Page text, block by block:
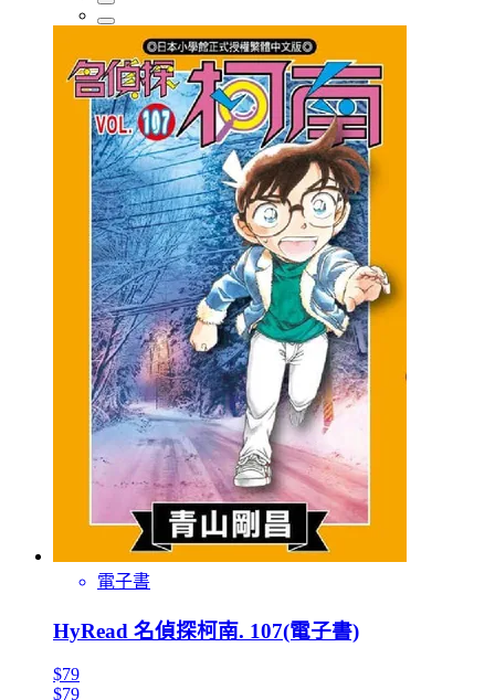
電子書
HyRead 名偵探柯南. 107(電子書)
$79
$79